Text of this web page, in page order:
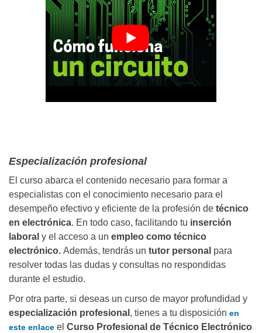
Especialización profesional
El curso abarca el contenido necesario para formar a
especialistas con el conocimiento necesario para el
desempeño efectivo y eficiente de la profesión de técnico
en electrónica. En todo caso, facilitando tu inserción
laboral y el acceso a un empleo como técnico
electrónico. Además, tendrás un tutor personal para
resolver todas las dudas y consultas no respondidas
durante el estudio.
Por otra parte, si deseas un curso de mayor profundidad y
especialización profesional , tienes a tu disposición en
este enlace el Curso Profesional de Técnico Electrónico